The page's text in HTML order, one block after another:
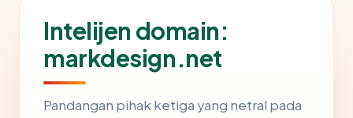
Intelijen domain:
markdesign.net
Pandangan pihak ketiga yang netral pada